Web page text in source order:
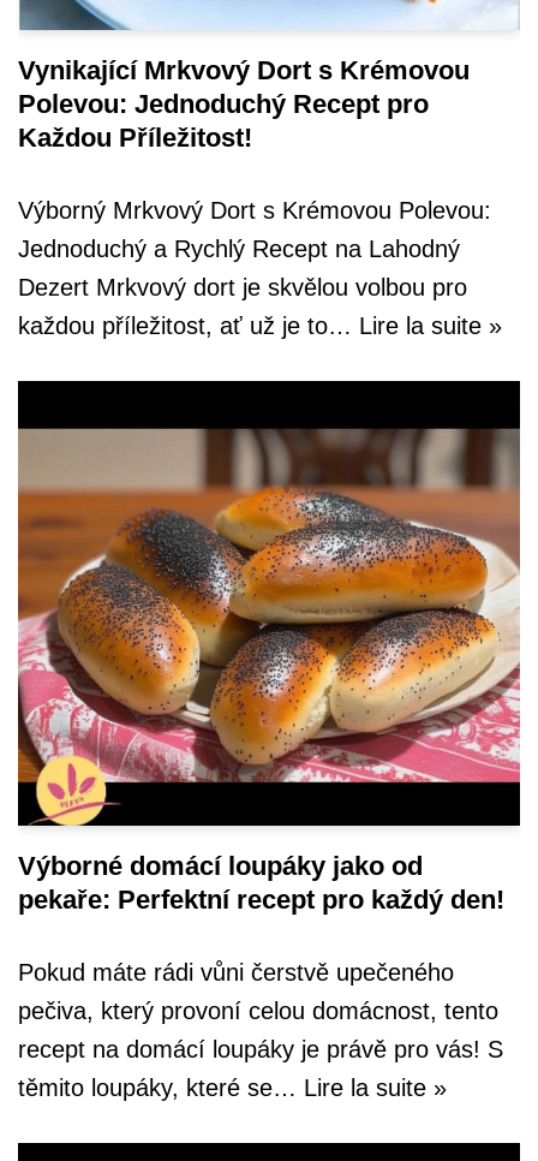
Vynikající Mrkvový Dort s Krémovou
Polevou: Jednoduchý Recept pro
Každou Příležitost!
Výborný Mrkvový Dort s Krémovou Polevou:
Jednoduchý a Rychlý Recept na Lahodný
Dezert Mrkvový dort je skvělou volbou pro
každou příležitost, ať už je to… Lire la suite »
Výborné domácí loupáky jako od
pekaře: Perfektní recept pro každý den!
Pokud máte rádi vůni čerstvě upečeného
pečiva, který provoní celou domácnost, tento
recept na domácí loupáky je právě pro vás! S
těmito loupáky, které se… Lire la suite »